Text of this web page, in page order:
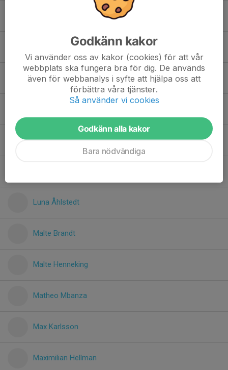
Julian Pettersson Borst
Leo Tesell
Levi Jensen
Luna Åhlstedt
Malte Brandt
Malte Henneking
Matheo Mbanza
Max Karlsson
Maximilian Hellman
Godkänn kakor
Vi använder oss av kakor (cookies) för att vår
webbplats ska fungera bra för dig. De används
även för webbanalys i syfte att hjälpa oss att
förbättra våra tjänster.
Så använder vi cookies
Godkänn alla kakor
Bara nödvändiga